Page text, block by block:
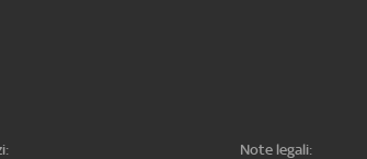
Note legali: